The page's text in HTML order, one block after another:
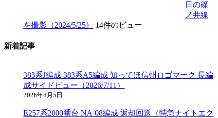
日の篠
ノ井線
を撮影（2024/5/25）
14件のビュー
新着記事
383系J編成 383系A5編成 知ってほ信州ロゴマーク 長編
成サイドビュー（2026/7/11）
2026年8月5日
E257系2000番台 NA-08編成 返却回送（特急ナイトエク